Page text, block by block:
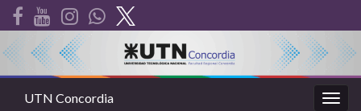
UTN Concordia